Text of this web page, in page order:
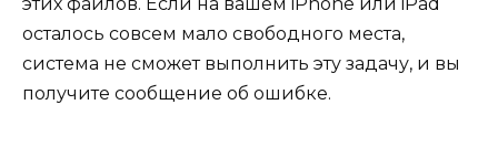
осталось совсем мало свободного места,
система не сможет выполнить эту задачу, и вы
получите сообщение об ошибке.